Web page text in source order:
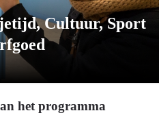
Cultuur, Sport
het programma